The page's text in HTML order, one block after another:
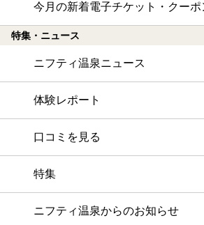
今月の新着電子チケット・クーポ
特集・ニュース
ニフティ温泉ニュース
体験レポート
口コミを見る
特集
ニフティ温泉からのお知らせ